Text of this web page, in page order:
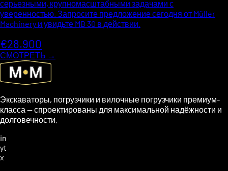
серьезными, крупномасштабными задачами с
уверенностью. Запросите предложение сегодня от Müller
Machinery и увидьте MB 30 в действии.
€28.900
СМОТРЕТЬ →
Экскаваторы, погрузчики и вилочные погрузчики премиум-
класса — спроектированы для максимальной надёжности и
долговечности.
in
yt
x